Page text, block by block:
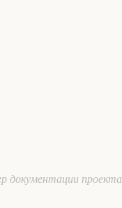
документации проекта